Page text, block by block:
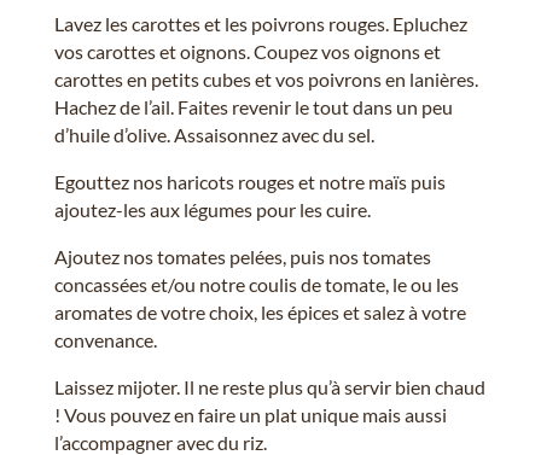
Lavez les carottes et les poivrons rouges. Epluchez
vos carottes et oignons. Coupez vos oignons et
carottes en petits cubes et vos poivrons en lanières.
Hachez de l’ail. Faites revenir le tout dans un peu
d’huile d’olive. Assaisonnez avec du sel.
Egouttez nos haricots rouges et notre maïs puis
ajoutez-les aux légumes pour les cuire.
Ajoutez nos tomates pelées, puis nos tomates
concassées et/ou notre coulis de tomate, le ou les
aromates de votre choix, les épices et salez à votre
convenance.
Laissez mijoter. Il ne reste plus qu’à servir bien chaud
! Vous pouvez en faire un plat unique mais aussi
l’accompagner avec du riz.